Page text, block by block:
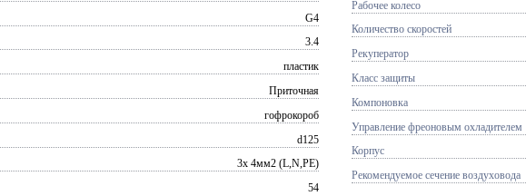
G4
3.4
пластик
Приточная
гофрокороб
d125
3х 4мм2 (L,N,PE)
54
Рабочее колесо
Количество скоростей
Рекуператор
Класс защиты
Компоновка
Управление фреоновым охладителем
Корпус
Рекомендуемое сечение воздуховода